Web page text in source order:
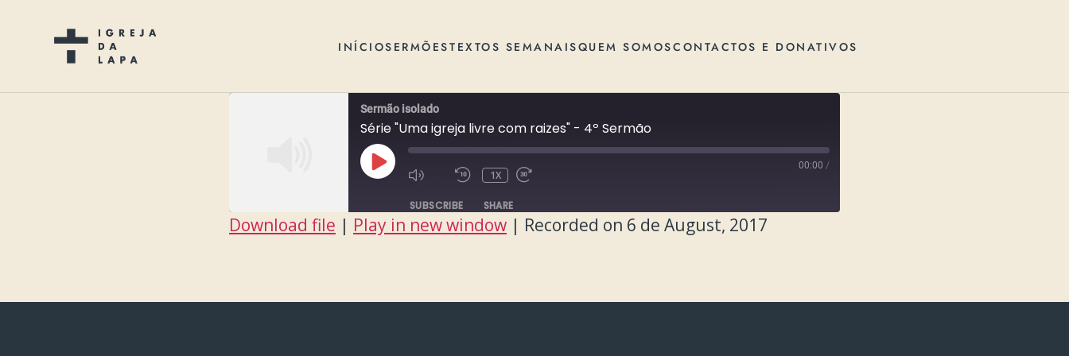
INÍCIOSERMÕESTEXTOS SEMANAISQUEM SOMOSCONTACTOS E DONATIVOS
Sermão isolado
Série "Uma igreja livre com raizes" - 4º Sermão
PLAY
EPISODE
1X
00:00 /
SUBSCRIBE SHARE
Download file | Play in new window | Recorded on 6 de August, 2017